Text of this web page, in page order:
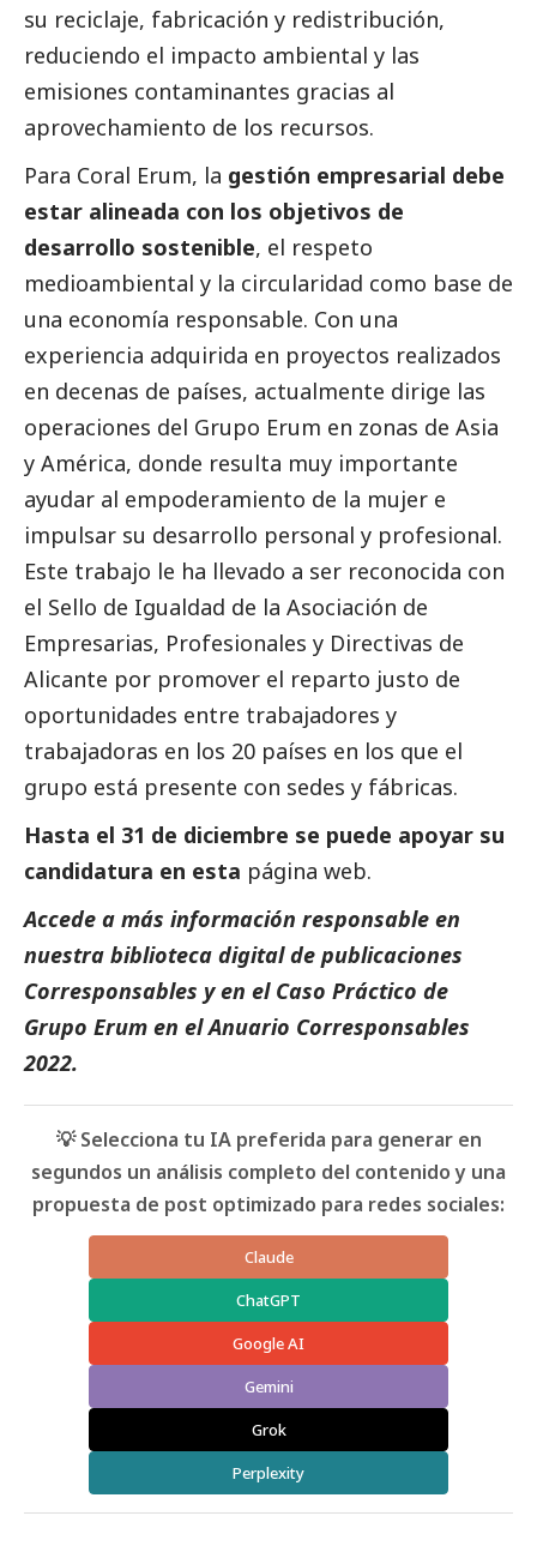
su reciclaje, fabricación y redistribución,
reduciendo el impacto ambiental y las
emisiones contaminantes gracias al
aprovechamiento de los recursos.
Para Coral Erum, la gestión empresarial debe
estar alineada con los objetivos de
desarrollo sostenible, el respeto
medioambiental y la circularidad como base de
una economía responsable. Con una
experiencia adquirida en proyectos realizados
en decenas de países, actualmente dirige las
operaciones del Grupo Erum en zonas de Asia
y América, donde resulta muy importante
ayudar al empoderamiento de la mujer e
impulsar su desarrollo personal y profesional.
Este trabajo le ha llevado a ser reconocida con
el Sello de Igualdad de la Asociación de
Empresarias, Profesionales y Directivas de
Alicante por promover el reparto justo de
oportunidades entre trabajadores y
trabajadoras en los 20 países en los que el
grupo está presente con sedes y fábricas.
Hasta el 31 de diciembre se puede apoyar su
candidatura en esta página web.
Accede a más información responsable en
nuestra biblioteca digital de publicaciones
Corresponsables y en el Caso Práctico de
Grupo Erum en elAnuario Corresponsables
2022.
💡 Selecciona tu IA preferida para generar en
segundos un análisis completo del contenido y una
propuesta de post optimizado para redes sociales:
Claude
ChatGPT
Google AI
Gemini
Grok
Perplexity